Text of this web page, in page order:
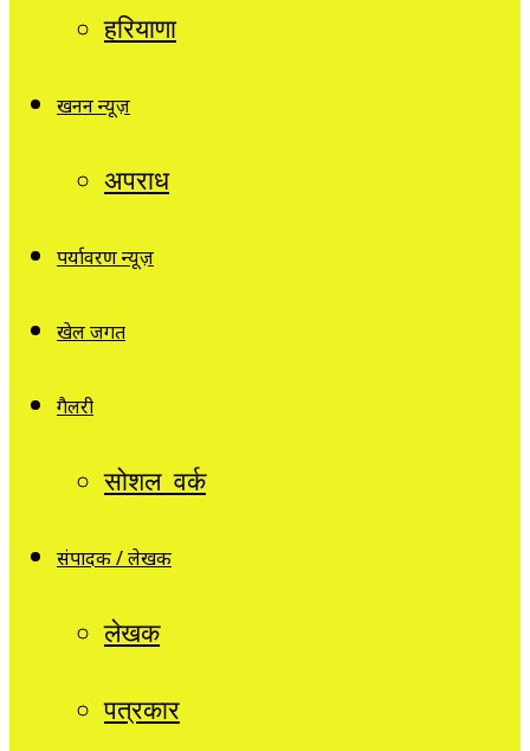
हरियाणा
खनन न्यूज़
अपराध
पर्यावरण न्यूज़
खेल जगत
गैलरी
सोशल वर्क
संपादक / लेखक
लेखक
पत्रकार